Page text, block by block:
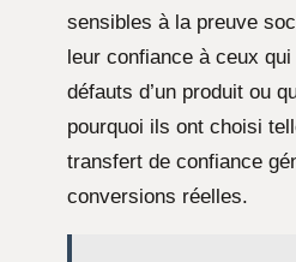
sensibles à la preuve
leur confiance à ceux
défauts d’un produit ou
pourquoi ils ont choisi
transfert de confiance
conversions réelles.